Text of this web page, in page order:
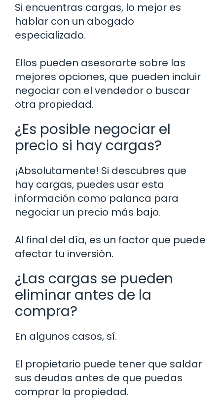
Si encuentras cargas, lo mejor es
hablar con un abogado
especializado.
Ellos pueden asesorarte sobre las
mejores opciones, que pueden incluir
negociar con el vendedor o buscar
otra propiedad.
¿Es posible negociar el
precio si hay cargas?
¡Absolutamente! Si descubres que
hay cargas, puedes usar esta
información como palanca para
negociar un precio más bajo.
Al final del día, es un factor que puede
afectar tu inversión.
¿Las cargas se pueden
eliminar antes de la
compra?
En algunos casos, sí.
El propietario puede tener que saldar
sus deudas antes de que puedas
comprar la propiedad.